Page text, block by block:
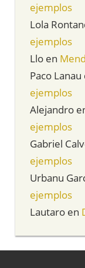
ejemplos
Lola
ejemplos
Llo en
Paco Lanau
ejemplos
Alejandro
ejemplos
Gabriel
ejemplos
Urbanu
ejemplos
Lautaro en